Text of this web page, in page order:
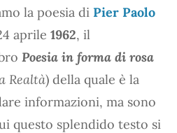
la poesia di Pier Paolo
aprile 1962, il
Poesia in forma di rosa
Realtà) della quale è la
informazioni, ma sono
questo splendido testo si